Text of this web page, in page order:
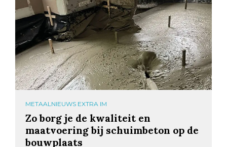
METAALNIEUWS EXTRA IM
Zo borg je de kwaliteit en
maatvoering bij schuimbeton op de
bouwplaats